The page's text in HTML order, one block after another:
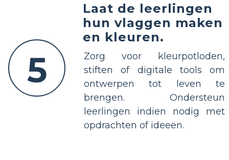
5
Laat de leerlingen
hun vlaggen maken
en kleuren.
Zorg voor kleurpotloden,
stiften of digitale tools om
ontwerpen tot leven te
brengen. Ondersteun
leerlingen indien nodig met
opdrachten of ideeën.